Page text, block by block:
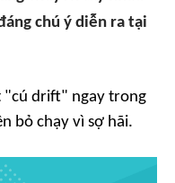
chú ý diễn ra tại
"cú drift" ngay trong
bỏ chạy vì sợ hãi.